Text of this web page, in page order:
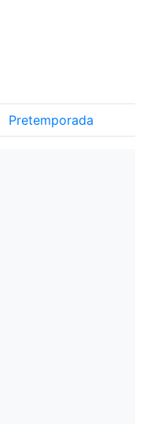
Pretemporada